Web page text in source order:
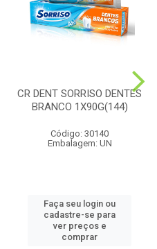
CR DENT SORRISO DENTES
BRANCO 1X90G(144)
Código: 30140
Embalagem: UN
Faça seu login ou
cadastre-se para
ver preços e
comprar